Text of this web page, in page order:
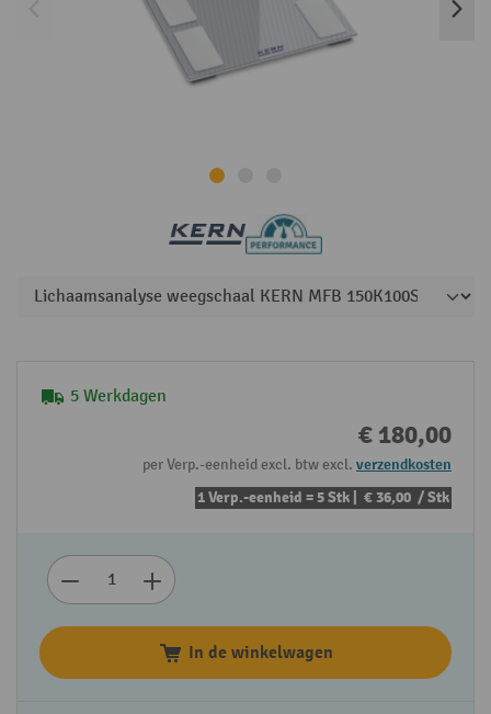
5 Werkdagen
€ 180,00
per Verp.-eenheid excl. btw excl. verzendkosten
1 Verp.-eenheid = 5 Stk | € 36,00 / Stk
In de winkelwagen